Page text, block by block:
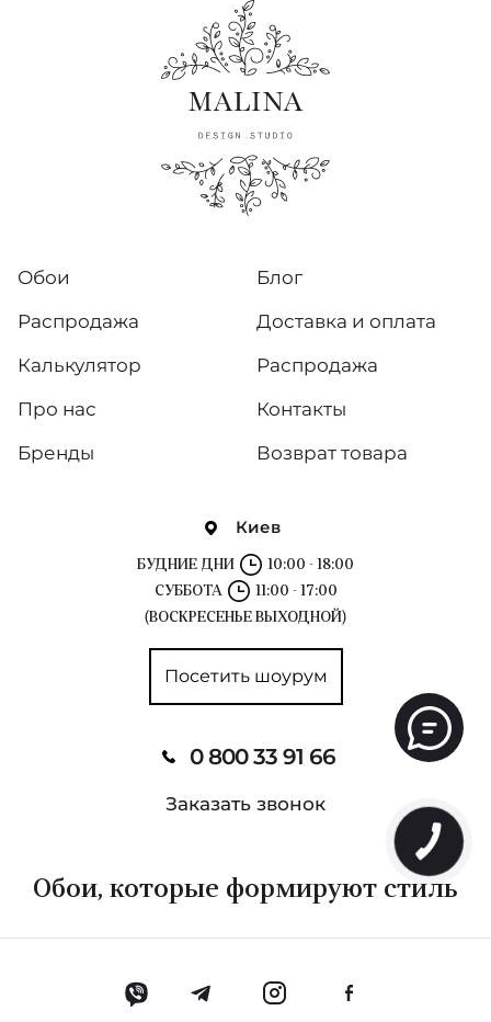
Киев
БУДНИЕ ДНИ
10:00 - 18:00
СУББОТА
11:00 - 17:00
(ВОСКРЕСЕНЬЕ ВЫХОДНОЙ)
Посетить шоурум
0 800 33 91 66
Заказать звонок
Обои
Распродажа
Калькулятор
Про нас
Бренды
Блог
Доставка и оплата
Распродажа
Контакты
Возврат товара
Обои, которые формируют стиль